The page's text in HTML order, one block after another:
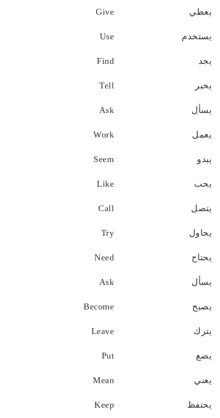
يعطي Give
يستخدم Use
يجد Find
يخبر Tell
يسأل Ask
يعمل Work
يبدو Seem
يحب Like
يتصل Call
يحاول Try
يحتاج Need
يسأل Ask
يصبح Become
يترك Leave
يضع Put
يعني Mean
يحتفظ Keep